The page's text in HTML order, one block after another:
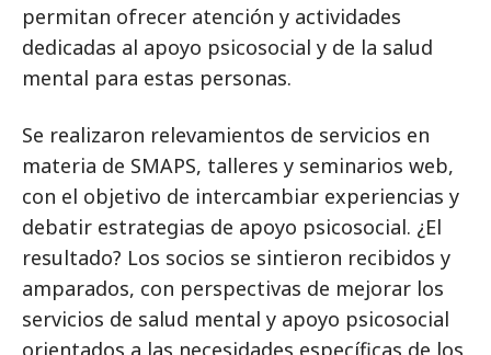
permitan ofrecer atención y actividades
dedicadas al apoyo psicosocial y de la salud
mental para estas personas.
Se realizaron relevamientos de servicios en
materia de SMAPS, talleres y seminarios web,
con el objetivo de intercambiar experiencias y
debatir estrategias de apoyo psicosocial. ¿El
resultado? Los socios se sintieron recibidos y
amparados, con perspectivas de mejorar los
servicios de salud mental y apoyo psicosocial
orientados a las necesidades específicas de los